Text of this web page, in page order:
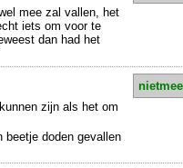
mee zal vallen, het
iets om voor te
dan had het
zijn als het om
beetje doden gevallen